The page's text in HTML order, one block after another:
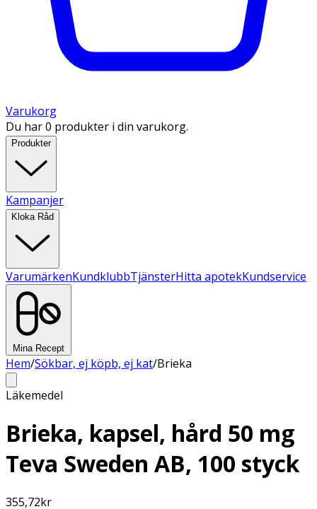
Varukorg
Du har 0 produkter i din varukorg.
Produkter
Kampanjer
Kloka Råd
VarumärkenKundklubbTjänsterHitta apotekKundservice
Mina Recept
Hem/Sökbar, ej köpb, ej kat/Brieka
Läkemedel
Brieka, kapsel, hård 50 mg
Teva Sweden AB, 100 styck
355,72kr